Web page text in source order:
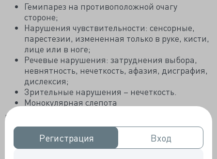
Регистрация
Регистрация Вход
Вход
Гемипарез на противоположной очагу
стороне;
Нарушения чувствительности: cенсорные,
парестезии, измененная только в руке, кисти,
лице или в ноге;
Речевые нарушения: затруднения выбора,
невнятность, нечеткость, афазия, дисграфия,
дислексия;
Зрительные нарушения – нечеткость.
Монокулярная слепота
Вертебрально-базилярная система (позвоночные,
основная, задние мозговые):
Головокружение;